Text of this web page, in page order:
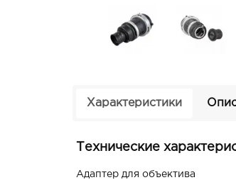
Характеристики
Технические
Адаптер для объектива